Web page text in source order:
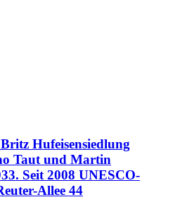
Hufeisensiedlung
Taut und Martin
Seit 2008 UNESCO-
Allee 44